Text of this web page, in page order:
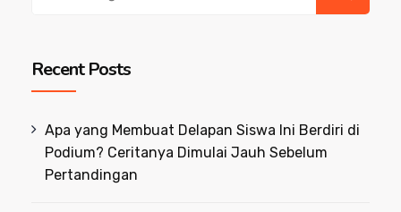
Recent Posts
Apa yang Membuat Delapan Siswa Ini Berdiri di
Podium? Ceritanya Dimulai Jauh Sebelum
Pertandingan